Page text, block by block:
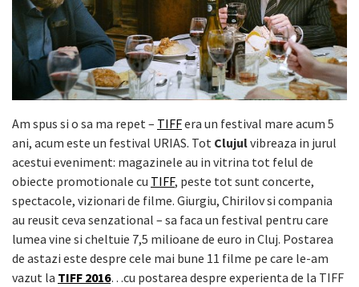
Am spus si o sa ma repet – TIFFera un festival mare acum 5
ani, acum este un festival URIAS. Tot Clujulvibreaza in jurul
acestui eveniment: magazinele au in vitrina tot felul de
obiecte promotionale cu TIFF, peste tot sunt concerte,
spectacole, vizionari de filme. Giurgiu, Chirilov si compania
au reusit ceva senzational – sa faca un festival pentru care
lumea vine si cheltuie 7,5 milioane de euro in Cluj. Postarea
de astazi este despre cele mai bune 11 filme pe care le-am
vazut la TIFF 2016…cu postarea despre experienta de la TIFF